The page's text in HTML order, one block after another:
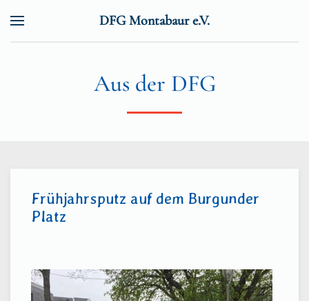
DFG Montabaur e.V.
Aus der DFG
Frühjahrsputz auf dem Burgunder
Platz